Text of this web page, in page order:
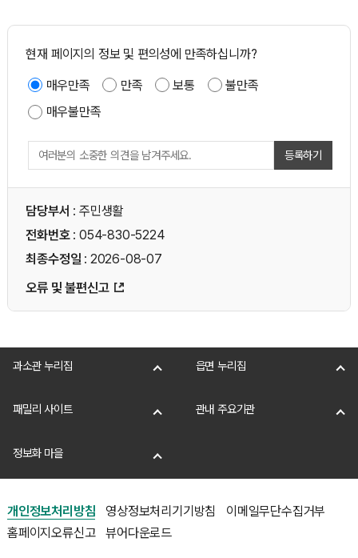
현재 페이지의 정보 및 편의성에 만족하십니까?
매우만족 만족 보통
불만족
매우불만족
등록하기
담당부서 : 주민생활
전화번호: 054-830-5224
최종수정일 : 2026-08-07
오류 및 불편신고
과소관 누리집 읍면 누리집
패밀리 사이트 관내 주요기관
정보화 마을
개인정보처리방침 영상정보처리기기방침
이메일무단수집거부
홈페이지오류신고
뷰어다운로드